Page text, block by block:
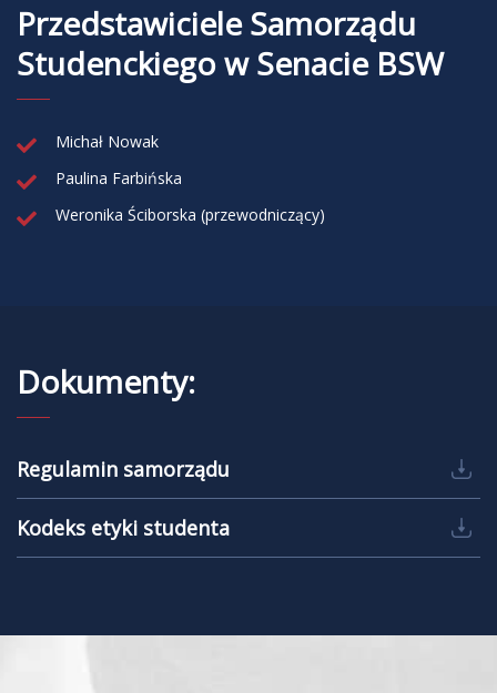
Przedstawiciele Samorządu
Studenckiego w Senacie BSW
Michał Nowak
Paulina Farbińska
Weronika Ściborska (przewodniczący)
Dokumenty:
Regulamin samorządu
Kodeks etyki studenta